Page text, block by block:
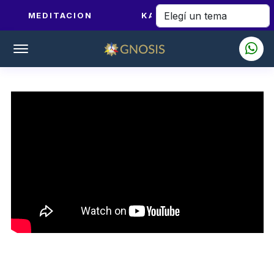
MEDITACION KARMA Y DHARMA
Offcanvas Menu Open